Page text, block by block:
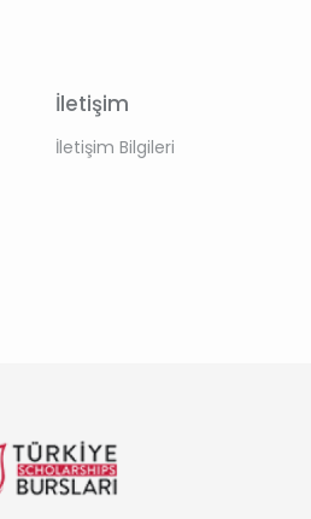
İletişim
İletişim Bilgileri